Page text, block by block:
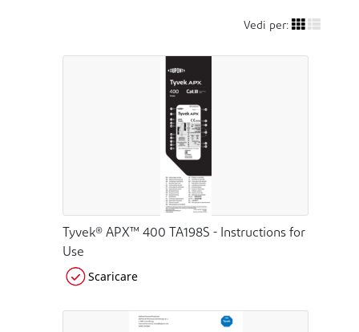
Vedi per:
Tyvek® APX™ 400 TA198S - Instructions for
Use
Scaricare